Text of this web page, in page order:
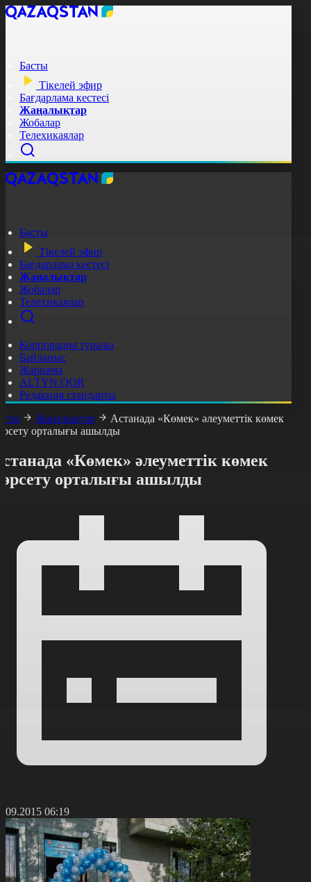
Басты
Тікелей эфир
Бағдарлама кестесі
Жаңалықтар
Жобалар
Телехикаялар
Басты
Тікелей эфир
Бағдарлама кестесі
Жаңалықтар
Жобалар
Телехикаялар
Корпорация туралы
Байланыс
Жарнама
ALTYN QOR
Редакция стандарты
Жаңалықтар
Астанада «Көмек» әлеуметтік көмек
орталығы ашылды
«Көмек» әлеуметтік көмек
орталығы ашылды
06:19